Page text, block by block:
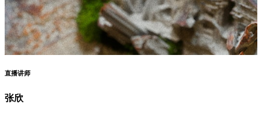
直播讲师
张欣